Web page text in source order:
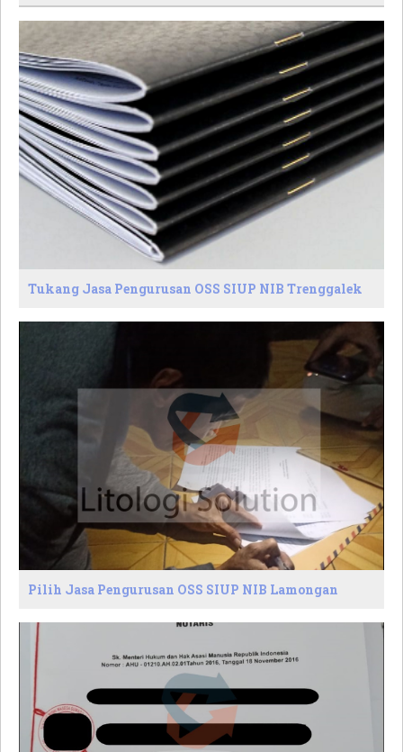
Tukang Jasa Pengurusan OSS SIUP NIB Trenggalek
Pilih Jasa Pengurusan OSS SIUP NIB Lamongan